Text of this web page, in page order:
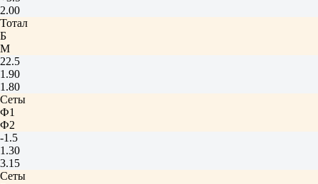
2.00
Тотал
Б
М
22.5
1.90
1.80
Сеты
Ф1
Ф2
-1.5
1.30
3.15
Сеты